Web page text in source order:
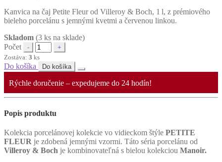
Kanvica na čaj Petite Fleur od Villeroy & Boch, 1 l, z prémiového
bieleho porcelánu s jemnými kvetmi a červenou linkou.
Skladom (3 ks na sklade)
Počet
Zostáva: 3 ks
Do košíka Do košíka
Rýchle doručenie – expedujeme do 24 hodín!
Popis produktu
Kolekcia porcelánovej kolekcie vo vidieckom štýle PETITE
FLEUR je zdobená jemnými vzormi. Táto séria porcelánu od
Villeroy & Boch je kombinovateľná s bielou kolekciou Manoir.